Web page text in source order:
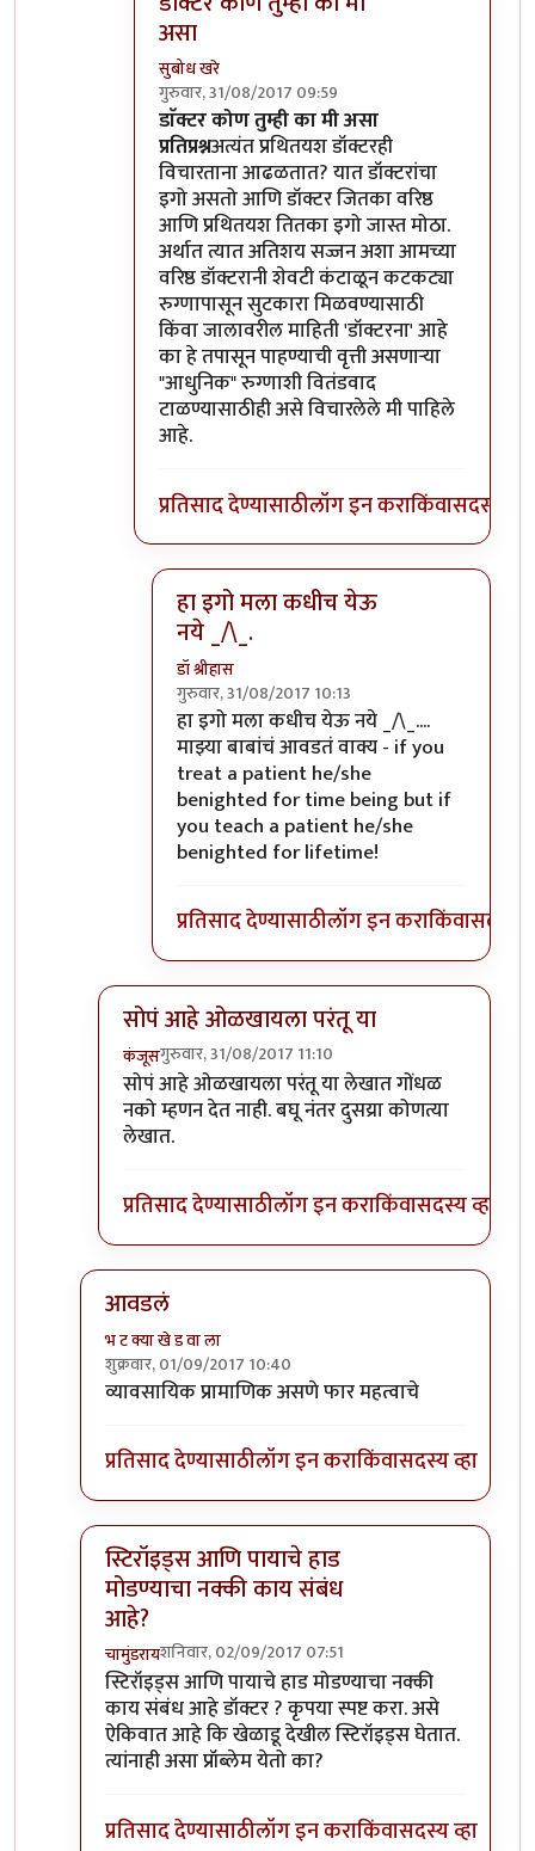
असा
सुबोध खरे
गुरुवार, 31/08/2017 09:59
In reply toदुर्दैवाने खऱ्या गुरूंपेक्षा
डाॅक्टर कोण तुम्ही का मी असा
प्रतिप्रश्नअत्यंत प्रथितयश डॉक्टरही
विचारताना आढळतात? यात डॉक्टरांचा
इगो असतो आणि डॉक्टर जितका वरिष्ठ
आणि प्रथितयश तितका इगो जास्त मोठा.
अर्थात त्यात अतिशय सज्जन अशा आमच्या
वरिष्ठ डॉक्टरानी शेवटी कंटाळून कटकट्या
रुग्णापासून सुटकारा मिळवण्यासाठी
किंवा जालावरील माहिती 'डॉक्टरना' आहे
का हे तपासून पाहण्याची वृत्ती असणाऱ्या
"आधुनिक" रुग्णाशी वितंडवाद
टाळण्यासाठीही असे विचारलेले मी पाहिले
आहे.
प्रतिसाद देण्यासाठीलॉग इन कराकिंवासदस्य व्हा
हा इगो मला कधीच येऊ
नये _/\_.
डॉ श्रीहास
गुरुवार, 31/08/2017 10:13
In reply toडाॅक्टर कोण तुम्ही का मी असा
हा इगो मला कधीच येऊ नये _/\_....
माझ्या बाबांचं आवडतं वाक्य - if you
treat a patient he/she
benighted for time being but if
you teach a patient he/she
benighted for lifetime!
प्रतिसाद देण्यासाठीलॉग इन कराकिंवासदस्य
सोपं आहे ओळखायला परंतू या
कंजूसगुरुवार, 31/08/2017 11:10
In reply to))))) लक्षात ठेवा -- इतरbyसस्नेह
सोपं आहे ओळखायला परंतू या लेखात गोंधळ
नको म्हणन देत नाही. बघू नंतर दुसय्रा कोणत्या
लेखात.
प्रतिसाद देण्यासाठीलॉग इन कराकिंवासदस्य व्हा
आवडलं
भ ट क्या खे ड वा ला
शुक्रवार, 01/09/2017 10:40
In reply toप्रत्येक वैद्यकशाखा काहीbyसुबोध खरे
व्यावसायिक प्रामाणिक असणे फार महत्वाचे
प्रतिसाद देण्यासाठीलॉग इन कराकिंवासदस्य व्हा
स्टिरॉइड्स आणि पायाचे हाड
मोडण्याचा नक्की काय संबंध
आहे?
चामुंडरायशनिवार, 02/09/2017 07:51
In reply toप्रत्येक वैद्यकशाखा काहीbyसुबोध खरे
स्टिरॉइड्स आणि पायाचे हाड मोडण्याचा नक्की
काय संबंध आहे डॉक्टर ? कृपया स्पष्ट करा. असे
ऐकिवात आहे कि खेळाडू देखील स्टिरॉइड्स घेतात.
त्यांनाही असा प्रॉब्लेम येतो का?
प्रतिसाद देण्यासाठीलॉग इन कराकिंवासदस्य व्हा